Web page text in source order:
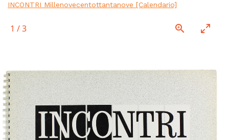
INCONTRI Millenovecentottantanove [Calendario]
1 /3